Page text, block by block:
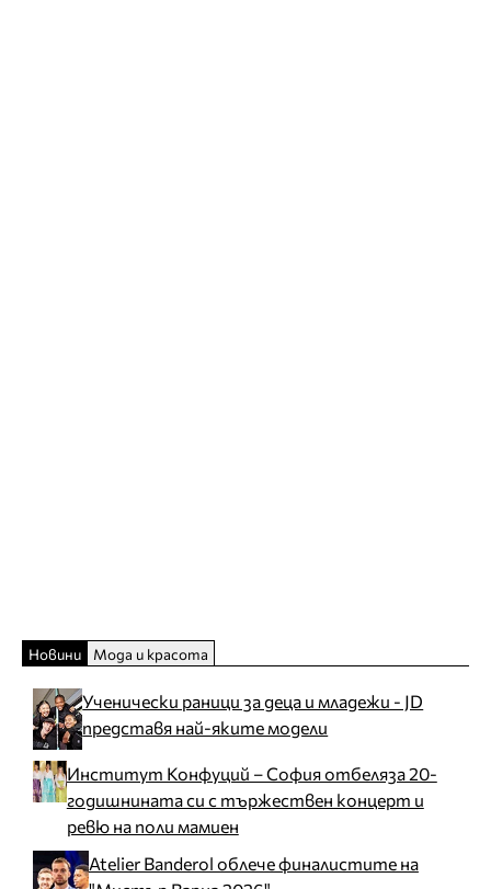
Новини Мода и красота
Ученически раници за деца и младежи - JD
представя най-яките модели
Институт Конфуций – София отбеляза 20-
годишнината си с тържествен концерт и
ревю на поли мамиен
Atelier Banderol облече финалистите на